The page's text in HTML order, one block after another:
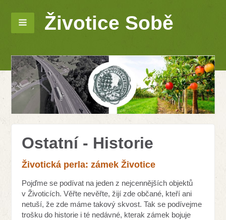
Životice Sobě
Ostatní - Historie
Životická perla: zámek Životice
Pojďme se podívat na jeden z nejcennějších objektů
v Životicích. Věřte nevěřte, žijí zde občané, kteří ani
netuší, že zde máme takový skvost. Tak se podívejme
trošku do historie i té nedávné, kterak zámek bojuje